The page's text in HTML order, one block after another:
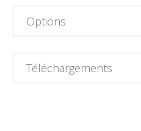
Options
Téléchargements